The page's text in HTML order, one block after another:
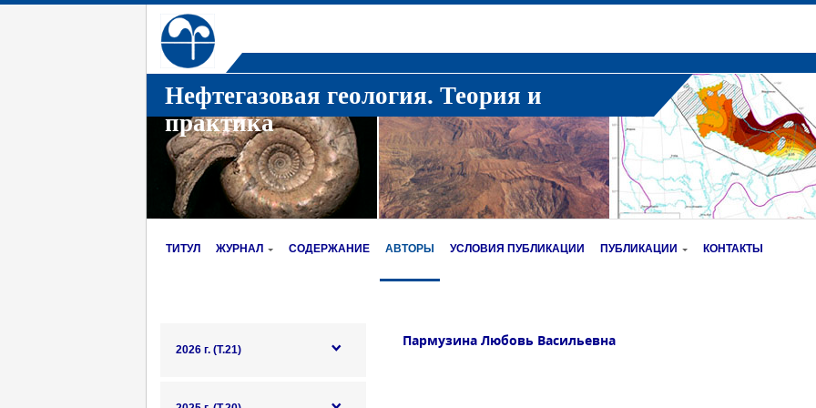
Нефтегазовая геология. Теория и
практика
ТИТУЛ ЖУРНАЛ СОДЕРЖАНИЕ АВТОРЫ УСЛОВИЯ ПУБЛИКАЦИИ ПУБЛИКАЦИИ КОНТАКТЫ
2026 г. (Т.21)
Пармузина Любовь Васильевна